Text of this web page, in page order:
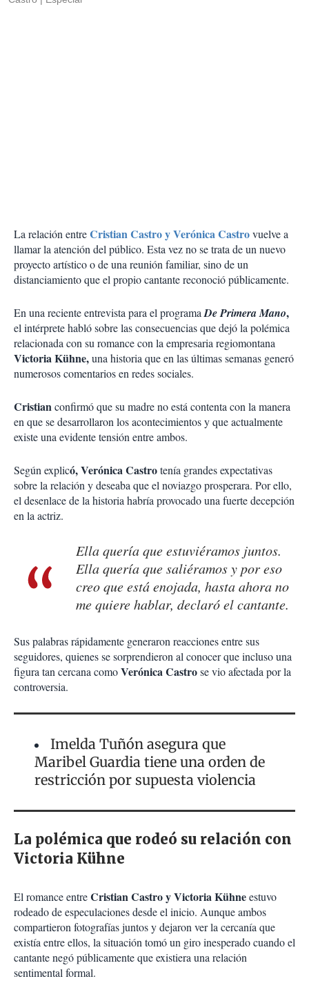
La relación entreCristian Castro y Verónica Castrovuelve a
llamar la atención del público. Esta vez no se trata de un nuevo
proyecto artístico o de una reunión familiar, sino de un
distanciamiento que el propio cantante reconoció públicamente.
En una reciente entrevista para el programaDe Primera Mano,
el intérprete habló sobre las consecuencias que dejó la polémica
relacionada con su romance con la empresaria regiomontana
Victoria Kühne,una historia que en las últimas semanas generó
numerosos comentarios en redes sociales.
Cristianconfirmó que su madre no está contenta con la manera
en que se desarrollaron los acontecimientos y que actualmente
existe una evidente tensión entre ambos.
Según explicó, Verónica Castrotenía grandes expectativas
sobre la relación y deseaba que el noviazgo prosperara. Por ello,
el desenlace de la historia habría provocado una fuerte decepción
en la actriz.
Ella quería que estuviéramos juntos.
Ella quería que saliéramos y por eso
creo que está enojada, hasta ahora no
me quiere hablar, declaró el cantante.
Sus palabras rápidamente generaron reacciones entre sus
seguidores, quienes se sorprendieron al conocer que incluso una
figura tan cercana comoVerónica Castrose vio afectada por la
controversia.
Imelda Tuñón asegura que
Maribel Guardia tiene una orden de
restricción por supuesta violencia
La polémica que rodeó su relación con
Victoria Kühne
El romance entreCristian Castro y Victoria Kühneestuvo
rodeado de especulaciones desde el inicio. Aunque ambos
compartieron fotografías juntos y dejaron ver la cercanía que
existía entre ellos, la situación tomó un giro inesperado cuando el
cantante negó públicamente que existiera una relación
sentimental formal.